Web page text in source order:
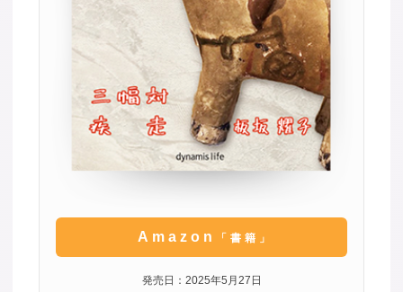
Amazon 「書籍」
発売日：2025年5月27日